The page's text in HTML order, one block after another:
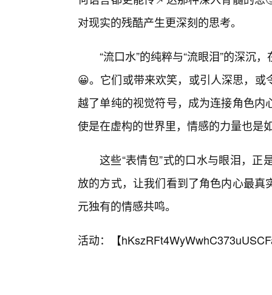
对现实的残酷产生更深刻的思考。
“流口水”的纯粹与“流眼泪”的深沉
😀。它们或带来欢笑，或引人深思，
越了单纯的视觉符号，成为连接角色
使是在虚构的世界里，情感的力量也是
这些“表情包”式的口水与眼泪，
放的方式，让我们看到了角色内心最
元独有的情感共鸣。
活动：【